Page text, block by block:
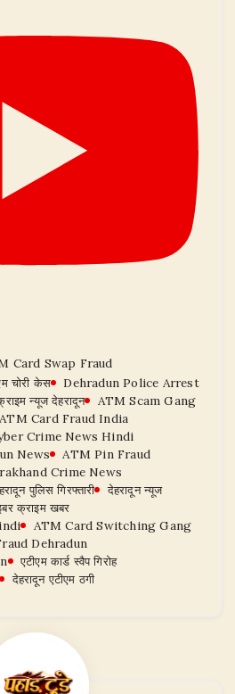
Card Swap Fraud
चोरी केस
Dehradun Police Arrest
न्यूज देहरादून
ATM Scam Gang
ATM Card Fraud India
Crime News Hindi
News
ATM Pin Fraud
Crime News
पुलिस गिरफ्तारी
देहरादून न्यूज
क्राइम खबर
ATM Card Switching Gang
Dehradun
एटीएम कार्ड स्वैप गिरोह
देहरादून एटीएम ठगी